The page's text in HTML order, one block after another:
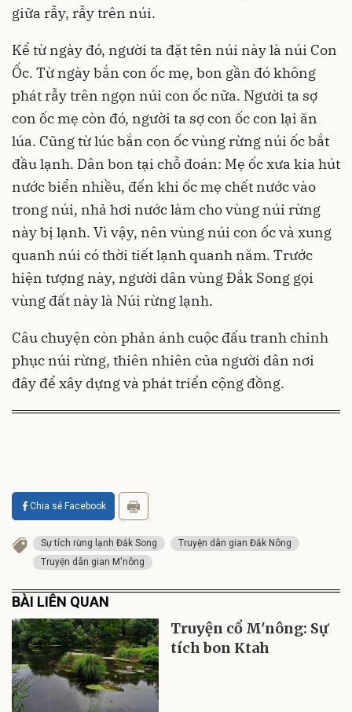
giữa rẫy, rẫy trên núi.
Kể từ ngày đó, người ta đặt tên núi này là núi Con
Ốc. Từ ngày bắn con ốc mẹ, bon gần đó không
phát rẫy trên ngọn núi con ốc nữa. Người ta sợ
con ốc mẹ còn đó, người ta sợ con ốc con lại ăn
lúa. Cũng từ lúc bắn con ốc vùng rừng núi ốc bắt
đầu lạnh. Dân bon tại chỗ đoán: Mẹ ốc xưa kia hút
nước biển nhiều, đến khi ốc mẹ chết nước vào
trong núi, nhả hơi nước làm cho vùng núi rừng
này bị lạnh. Vì vậy, nên vùng núi con ốc và xung
quanh núi có thời tiết lạnh quanh năm. Trước
hiện tượng này, người dân vùng Đắk Song gọi
vùng đất này là Núi rừng lạnh.
Câu chuyện còn phản ánh cuộc đấu tranh chinh
phục núi rừng, thiên nhiên của người dân nơi
đây để xây dựng và phát triển cộng đồng.
Chia sẻ Facebook
Sự tích rừng lạnh Đắk Song
Truyện dân gian Đắk Nông
Truyện dân gian M'nông
BÀI LIÊN QUAN
Truyện cổ M'nông: Sự
tích bon Ktah